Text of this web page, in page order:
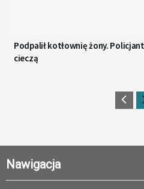
Podpalił kotłownię żony.
cieczą
Nawigacja